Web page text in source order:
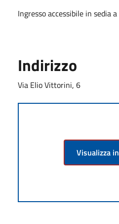
Ingresso accessibile in sedia
Indirizzo
Via Elio Vittorini, 6
Visualizza